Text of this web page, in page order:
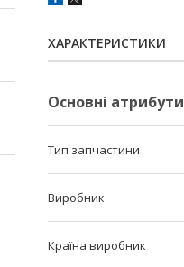
ХАРАКТЕРИСТИКИ
Основні атрибути
Тип запчастини
Виробник
Країна виробник